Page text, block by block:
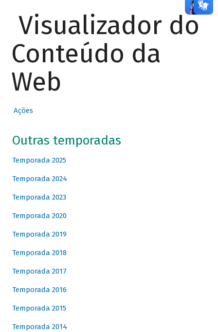
Visualizador do
Conteúdo da
Web
Ações
Outras temporadas
Temporada 2025
Temporada 2024
Temporada 2023
Temporada 2020
Temporada 2019
Temporada 2018
Temporada 2017
Temporada 2016
Temporada 2015
Temporada 2014